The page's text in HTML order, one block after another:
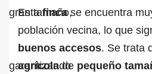
Estafincase encuentra
población vecina, lo que
buenos accesos. Se trata
agrícolade pequeño